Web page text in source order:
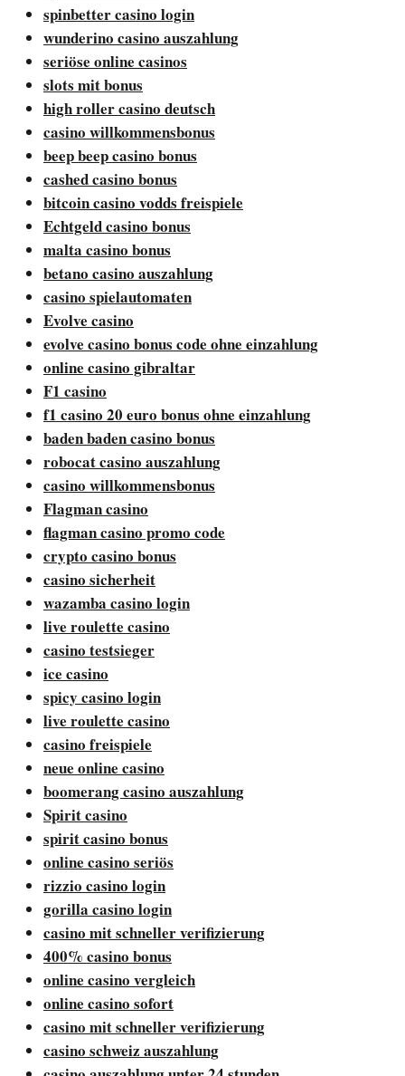
spinbetter casino login
wunderino casino auszahlung
seriöse online casinos
slots mit bonus
high roller casino deutsch
casino willkommensbonus
beep beep casino bonus
cashed casino bonus
bitcoin casino vodds freispiele
Echtgeld casino bonus
malta casino bonus
betano casino auszahlung
casino spielautomaten
Evolve casino
evolve casino bonus code ohne einzahlung
online casino gibraltar
F1 casino
f1 casino 20 euro bonus ohne einzahlung
baden baden casino bonus
robocat casino auszahlung
casino willkommensbonus
Flagman casino
flagman casino promo code
crypto casino bonus
casino sicherheit
wazamba casino login
live roulette casino
casino testsieger
ice casino
spicy casino login
live roulette casino
casino freispiele
neue online casino
boomerang casino auszahlung
Spirit casino
spirit casino bonus
online casino seriös
rizzio casino login
gorilla casino login
casino mit schneller verifizierung
400% casino bonus
online casino vergleich
online casino sofort
casino mit schneller verifizierung
casino schweiz auszahlung